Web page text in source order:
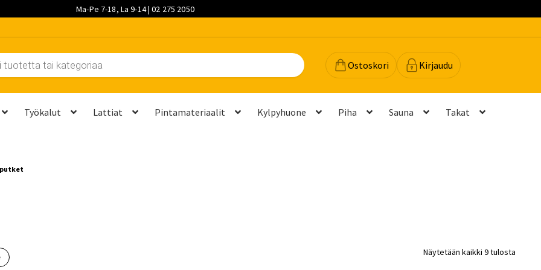
Ma-Pe 7-18, La 9-14 | 02 275 2050
Ostoskori Kirjaudu
Työkalut Lattiat Pintamateriaalit Kylpyhuone Piha Sauna
Takat
kannattaa vaihtaa?
saunan puupinnat taas siisteiksi
Näytetään kaikki 9 tulosta